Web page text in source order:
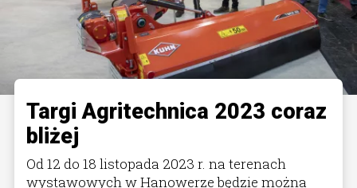
Targi Agritechnica 2023 coraz
bliżej
Od 12 do 18 listopada 2023 r. na terenach
wystawowych w Hanowerze będzie można